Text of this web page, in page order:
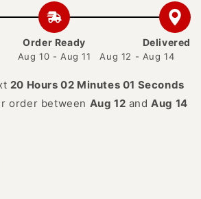
Order Ready
Aug 10 - Aug 11
Delivered
Aug 12 - Aug 14
20 Hours 02 Minutes 01 Seconds
order between Aug 12 andAug 14